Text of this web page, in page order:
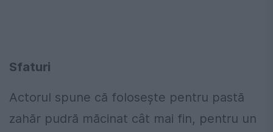
Sfaturi
Actorul spune că folosește pentru pastă
zahăr pudră măcinat cât mai fin, pentru un